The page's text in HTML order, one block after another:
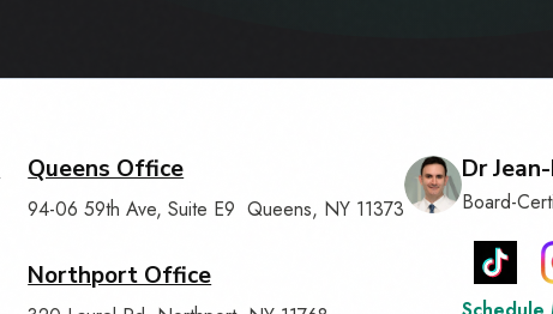
Queens Office
94-06 59th Ave, Suite E9 Queens, NY 11373
Northport Office
Dr
Board-